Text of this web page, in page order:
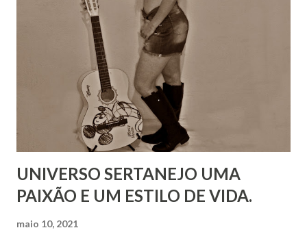
UNIVERSO SERTANEJO UMA
PAIXÃO E UM ESTILO DE VIDA.
maio 10, 2021